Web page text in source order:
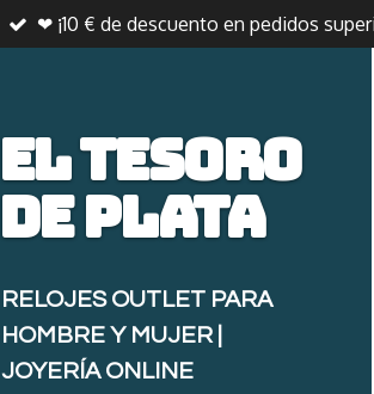
❤ ¡10 € de descuento en pedidos
El tesoro
deplata
RELOJES OUTLET PARA
HOMBRE Y MUJER |
JOYERÍA ONLINE